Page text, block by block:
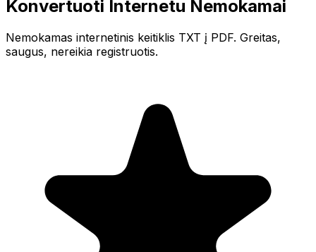
Konvertuoti Internetu Nemokamai
Nemokamas internetinis keitiklis TXT į PDF. Greitas,
saugus, nereikia registruotis.